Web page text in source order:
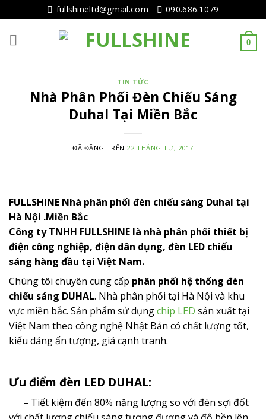
tục
tới
fullshineltd@gmail.com 090.686.1079
0
TIN TỨC
Nhà Phân Phối Đèn Chiếu Sáng
Duhal Tại Miền Bắc
ĐÃ ĐĂNG TRÊN 22 THÁNG TƯ, 2017
FULLSHINE Nhà phân phối đèn chiếu sáng Duhal tại
Hà Nội .Miền Bắc
Công ty TNHH FULLSHINE là nhà phân phối thiết bị
điện công nghiệp, điện dân dụng, đèn LED chiếu
sáng hàng đầu tại Việt Nam.
Chúng tôi chuyên cung cấp phân phối hệ thống đèn
chiếu sáng DUHAL. Nhà phân phối tại Hà Nội và khu
vực miền bắc. Sản phẩm sử dụngchip LED sản xuất tại
Việt Nam theo công nghệ Nhật Bản có chất lượng tốt,
kiểu dáng ấn tượng, giá cạnh tranh.
Ưu điểm đèn LED DUHAL:
– Tiết kiệm đến 80% năng lượng so với đèn sợi đốt